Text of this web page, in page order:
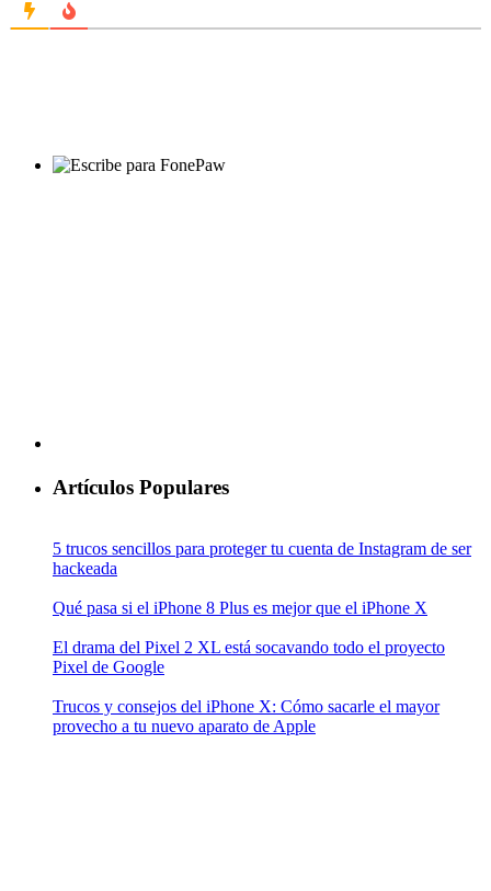
Artículos Populares
5 trucos sencillos para proteger tu cuenta de Instagram de ser
hackeada
Qué pasa si el iPhone 8 Plus es mejor que el iPhone X
El drama del Pixel 2 XL está socavando todo el proyecto
Pixel de Google
Trucos y consejos del iPhone X: Cómo sacarle el mayor
provecho a tu nuevo aparato de Apple